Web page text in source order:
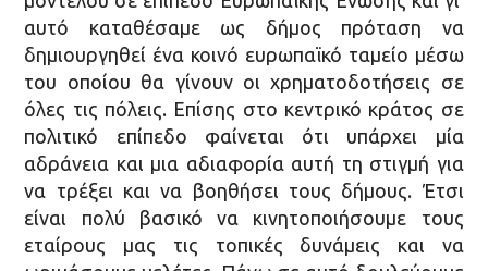
αυτό καταθέσαμε ως δήμος πρόταση να
δημιουργηθεί ένα κοινό ευρωπαϊκό ταμείο μέσω
του οποίου θα γίνουν οι χρηματοδοτήσεις σε
όλες τις πόλεις. Επίσης στο κεντρικό κράτος σε
πολιτικό επίπεδο φαίνεται ότι υπάρχει μία
αδράνεια και μια αδιαφορία αυτή τη στιγμή για
να τρέξει και να βοηθήσει τους δήμους. Έτσι
είναι πολύ βασικό να κινητοποιήσουμε τους
εταίρους μας τις τοπικές δυνάμεις και να